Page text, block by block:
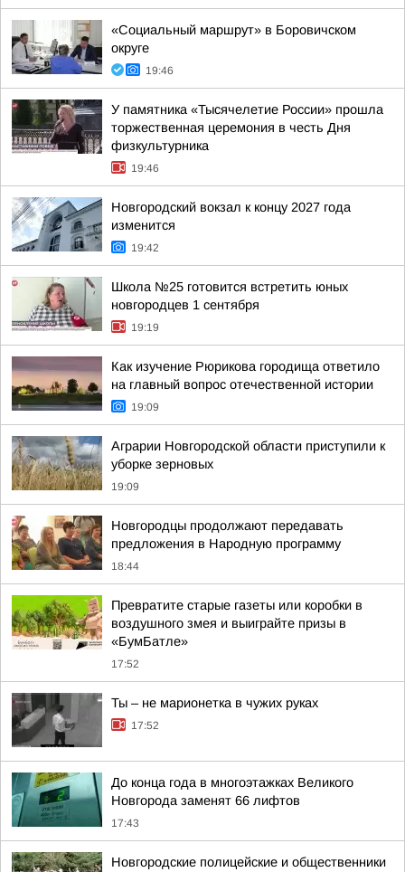
«Социальный маршрут» в Боровичском
округе
19:46
У памятника «Тысячелетие России» прошла
торжественная церемония в честь Дня
физкультурника
19:46
Новгородский вокзал к концу 2027 года
изменится
19:42
Школа №25 готовится встретить юных
новгородцев 1 сентября
19:19
Как изучение Рюрикова городища ответило
на главный вопрос отечественной истории
19:09
Аграрии Новгородской области приступили к
уборке зерновых
19:09
Новгородцы продолжают передавать
предложения в Народную программу
18:44
Превратите старые газеты или коробки в
воздушного змея и выиграйте призы в
«БумБатле»
17:52
Ты – не марионетка в чужих руках
17:52
До конца года в многоэтажках Великого
Новгорода заменят 66 лифтов
17:43
Новгородские полицейские и общественники